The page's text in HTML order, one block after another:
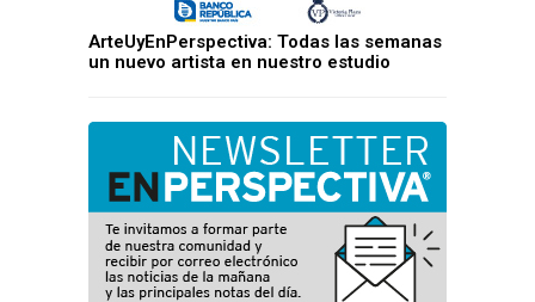
ArteUyEnPerspectiva: Todas las semanas
un nuevo artista en nuestro estudio